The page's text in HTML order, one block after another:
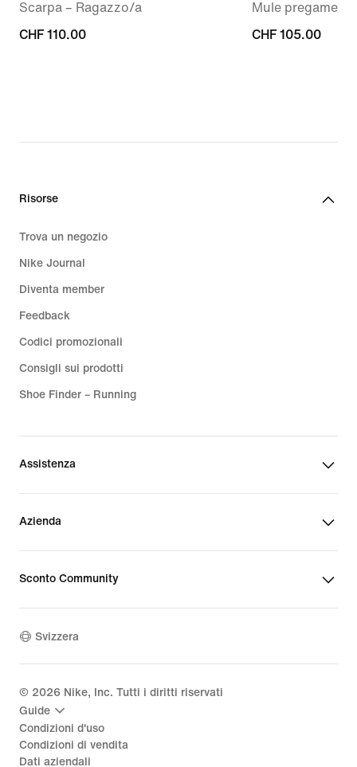
Scarpa – Ragazzo/a
CHF
CHF 110.00
Mule pregame –
CHF
CHF 105.00
Risorse
Trova un negozio
Nike Journal
Diventa member
Feedback
Codici promozionali
Consigli sui prodotti
Shoe Finder – Running
Assistenza
Azienda
Sconto Community
Svizzera
© 2026 Nike, Inc. Tutti i diritti riservati
Guide
Condizioni d'uso
Condizioni di vendita
Dati aziendali